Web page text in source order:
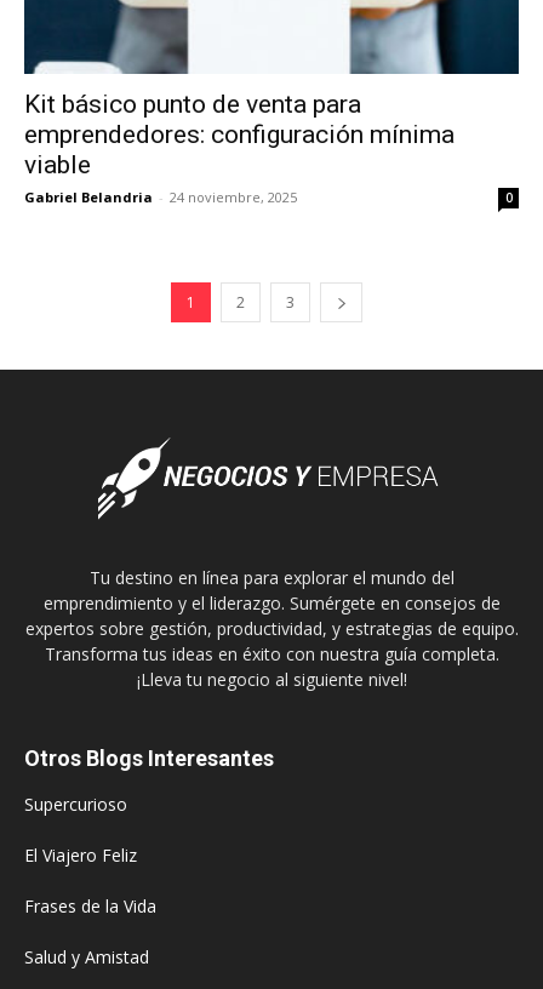
Kit básico punto de venta para
emprendedores: configuración mínima
viable
Gabriel Belandria - 24 noviembre, 2025 0
1 2 3
Tu destino en línea para explorar el mundo del
emprendimiento y el liderazgo. Sumérgete en consejos de
expertos sobre gestión, productividad, y estrategias de equipo.
Transforma tus ideas en éxito con nuestra guía completa.
¡Lleva tu negocio al siguiente nivel!
Otros Blogs Interesantes
Supercurioso
El Viajero Feliz
Frases de la Vida
Salud y Amistad